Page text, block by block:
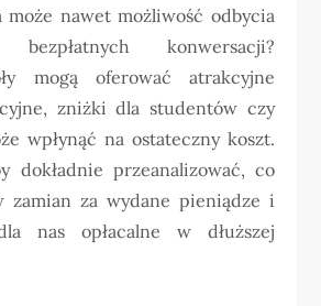
może nawet możliwość odbycia
bezpłatnych konwersacji?
mogą oferować atrakcyjne
zniżki dla studentów czy
wpłynąć na ostateczny koszt.
dokładnie przeanalizować, co
zamian za wydane pieniądze i
nas opłacalne w dłuższej